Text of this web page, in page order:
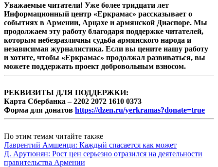
Уважаемые читатели! Уже более тридцати лет
Информационный центр «Еркрамас» рассказывает о
событиях в Армении, Арцахе и армянской Диаспоре. Мы
продолжаем эту работу благодаря поддержке читателей,
которым небезразличны судьба армянского народа и
независимая журналистика. Если вы цените нашу работу
и хотите, чтобы «Еркрамас» продолжал развиваться, вы
можете поддержать проект добровольным взносом.
РЕКВИЗИТЫ ДЛЯ ПОДДЕРЖКИ:
Карта Сбербанка – 2202 2072 1610 0373
Форма для донатов https://dzen.ru/yerkramas?donate=true
По этим темам читайте также
Лаврентий Амшенци: Каждый спасается как может
Д. Арутюнян: Рост цен серьезно отразился на деятельности
правительства Армении